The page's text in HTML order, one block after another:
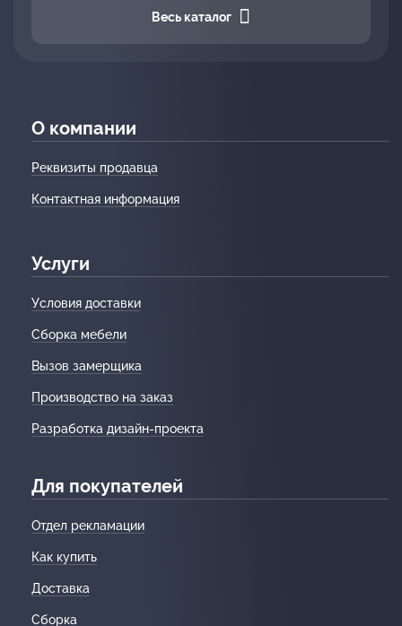
Весь каталог
О компании
Реквизиты продавца
Контактная информация
Услуги
Условия доставки
Сборка мебели
Вызов замерщика
Производство на заказ
Разработка дизайн-проекта
Для покупателей
Отдел рекламации
Как купить
Доставка
Сборка